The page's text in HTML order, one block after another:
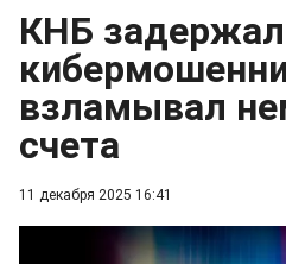
11 декабря 2025 16:41
КНБ задержал
взламывал
счета